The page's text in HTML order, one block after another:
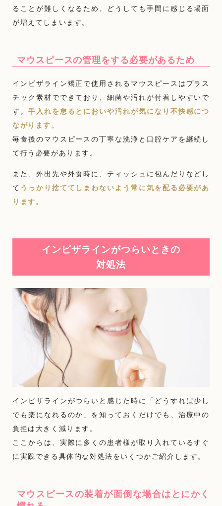
ることが難しくなるため、どうしても手間に感じる場面
が増えてしまいます。
マウスピースの管理をする必要があるため
インビザライン矯正で使用されるマウスピースはプラス
チック素材でできており、細菌や汚れが付着しやすいで
す。 手入れを怠るとにおいや汚れが気になり不快感につ
ながります。
毎食後のマウスピースの丁寧な洗浄と口腔ケアを継続し
て行う必要があります。
また、外出先や外食時に、ティッシュに包んだりなどし
て うっかり捨ててしまわないよう常に気を配る必要があ
ります。
インビザラインがつらいときの
対処法
インビザラインがつらいと感じた時に「どうすれば少し
でも楽になれるのか」を知っておくだけでも、治療中の
負担は大きく減ります。
ここからは、実際に多くの患者様が取り入れているすぐ
に実践できる具体的な対処法をいくつかご紹介します。
マウスピースの装着が面倒な場合はとにかく